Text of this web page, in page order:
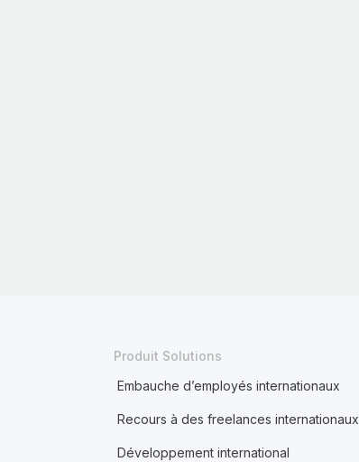
Produit Solutions
Embauche d’employés internationaux
Recours à des freelances internationaux
Développement international